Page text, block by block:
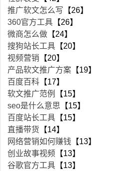
推广软文怎么写 【26】
360官方工具 【26】
微商怎么做 【24】
搜狗站长工具 【20】
视频营销 【20】
产品软文推广方案 【19】
百度百科 【17】
软文推广范例
【15】
seo是什么意思 【15】
百度站长工具 【15】
直播带货 【14】
网络营销如何赚钱 【13】
创业故事视频 【13】
谷歌官方工具 【13】